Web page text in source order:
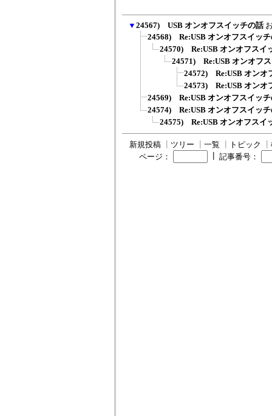
▼ 24567) USB オンオフスイッチの話
24568) Re:USB オンオフスイッ
24570) Re:USB オンオフスイ
24571) Re:USB オンオフ
24572) Re:USB オンオ
24573) Re:USB オンオ
24569) Re:USB オンオフスイッ
24574) Re:USB オンオフスイッ
24575) Re:USB オンオフスイ
新規投稿 ツリー 一覧 トピック
ページ：
記事番号：